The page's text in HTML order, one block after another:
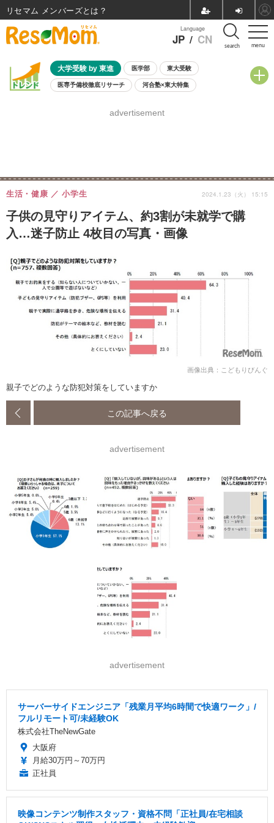
menu
Language
JP / CN search
大学受験 by 東進 医学部 東大受験
医専予備校徹底リサーチ 河合塾×東大特集
8月開催学校説明会・相談会
advertisement
子供の見守りアイテム、約3割が未就学で購
入…迷子防止 4枚目の写真・画像
生活・健康 小学生 2024.1.23（火） 15:15
画像出典：こどもりびんぐ
親子でどのような防犯対策をしていますか
この記事へ戻る
advertisement
advertisement
サーバーサイドエンジニア「残業月平均6時間で快適ワーク」/
フルリモート可/未経験OK
株式会社TheNewGate
大阪府
月給30万円～70万円
正社員
映像コンテンツ制作スタッフ・資格不問「正社員/在宅相談
リセマム メンバーズ